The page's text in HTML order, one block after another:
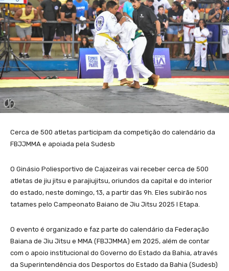
Cerca de 500 atletas participam da competição do calendário da
FBJJMMA e apoiada pela Sudesb
O Ginásio Poliesportivo de Cajazeiras vai receber cerca de 500
atletas de jiu jitsu e parajiujitsu, oriundos da capital e do interior
do estado, neste domingo, 13, a partir das 9h. Eles subirão nos
tatames pelo Campeonato Baiano de Jiu Jitsu 2025 I Etapa.
O evento é organizado e faz parte do calendário da Federação
Baiana de Jiu Jitsu e MMA (FBJJMMA) em 2025, além de contar
com o apoio institucional do Governo do Estado da Bahia, através
da Superintendência dos Desportos do Estado da Bahia (Sudesb)